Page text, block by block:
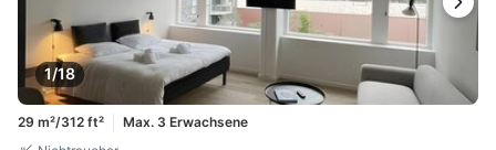
1/18
29 m²/312 ft²
Max. 3 Erwachsene